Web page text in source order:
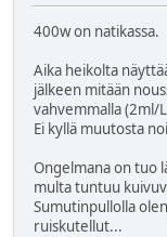
400w on natikassa.
Aika heikolta
jälkeen mitään
vahvemmalla (2ml/
Ei kyllä muutosta
Ongelmana on tuo
multa tuntuu
Sumutinpullolla
ruiskutellut...